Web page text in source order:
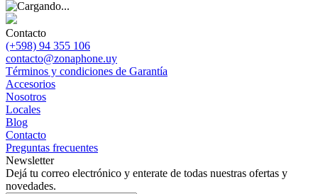
Contacto
(+598) 94 355 106
contacto@zonaphone.uy
Términos y condiciones de Garantía
Accesorios
Nosotros
Locales
Blog
Contacto
Preguntas frecuentes
Newsletter
Dejá tu correo electrónico y enterate de todas nuestras ofertas y
novedades.